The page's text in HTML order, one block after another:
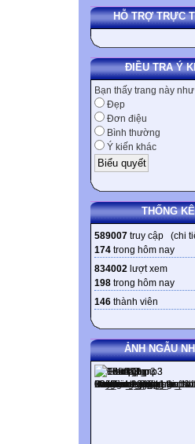
HỖ TRỢ TRỰC
ĐIỀU TRA Ý
Bạn thấy trang này
Đẹp
Đơn điệu
Bình thường
Ý kiến khác
THỐNG KÊ
589007 truy cập (chi
174 trong hôm nay
834002 lượt xem
198 trong hôm nay
146 thành viên
ẢNH NGẪU